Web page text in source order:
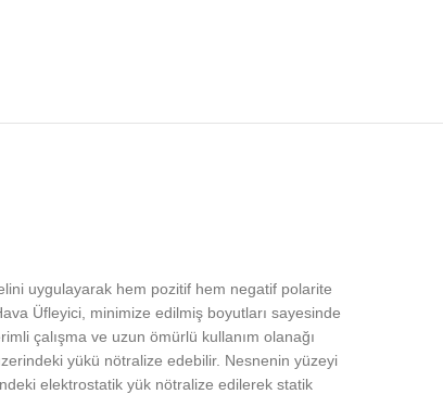
uygulayarak hem pozitif hem negatif polarite
Üfleyici, minimize edilmiş boyutları sayesinde
çalışma ve uzun ömürlü kullanım olanağı
yükü nötralize edebilir. Nesnenin yüzeyi
elektrostatik yük nötralize edilerek statik